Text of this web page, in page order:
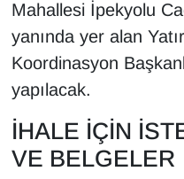
Mahallesi İpekyolu
yanında yer alan
Koordinasyon
yapılacak.
İHALE İÇİN
VE BELGELER
Sinema - TV
SİYASET
SPOR
TEBRİK